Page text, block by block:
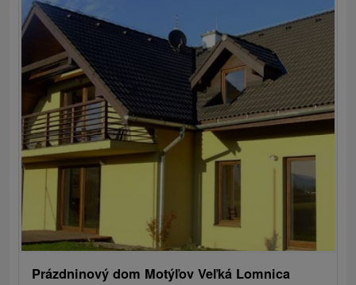
Prázdninový dom Motýľov Veľká Lomnica